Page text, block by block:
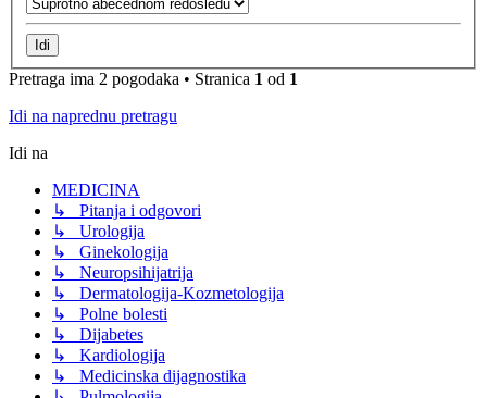
Pretraga ima 2 pogodaka • Stranica 1 od 1
Idi na naprednu pretragu
Idi na
MEDICINA
↳ Pitanja i odgovori
↳ Urologija
↳ Ginekologija
↳ Neuropsihijatrija
↳ Dermatologija-Kozmetologija
↳ Polne bolesti
↳ Dijabetes
↳ Kardiologija
↳ Medicinska dijagnostika